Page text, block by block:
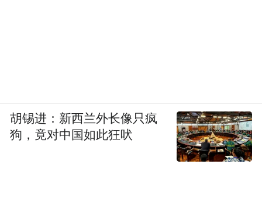
胡锡进：新西兰外长像只疯
狗，竟对中国如此狂吠